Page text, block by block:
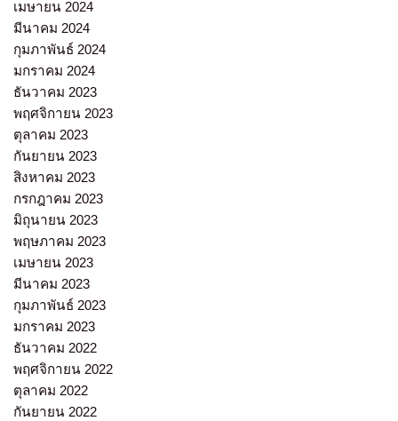
เมษายน 2024
มีนาคม 2024
กุมภาพันธ์ 2024
มกราคม 2024
ธันวาคม 2023
พฤศจิกายน 2023
ตุลาคม 2023
กันยายน 2023
สิงหาคม 2023
กรกฎาคม 2023
มิถุนายน 2023
พฤษภาคม 2023
เมษายน 2023
มีนาคม 2023
กุมภาพันธ์ 2023
มกราคม 2023
ธันวาคม 2022
พฤศจิกายน 2022
ตุลาคม 2022
กันยายน 2022